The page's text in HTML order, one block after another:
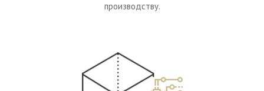
производству.